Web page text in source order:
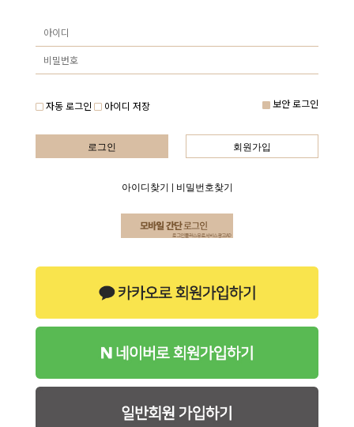
자동 로그인 아이디 저장 보안 로그인
로그인 회원가입
아이디찾기 비밀번호찾기